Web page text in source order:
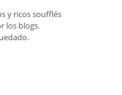
y ricos soufflés
los blogs.